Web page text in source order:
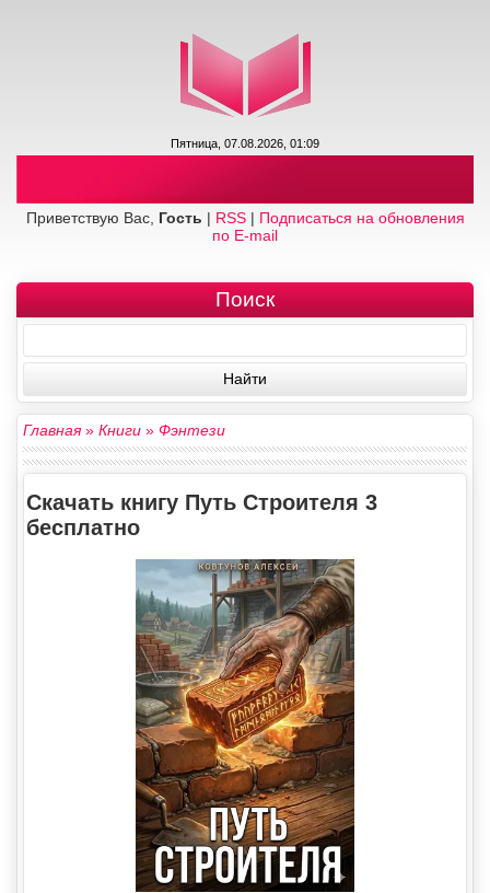
Пятница, 07.08.2026, 01:09
Приветствую Вас, Гость | RSS| Подписаться на обновления
по E-mail
Поиск
Главная» Книги » Фэнтези
Скачать книгу Путь Строителя 3
бесплатно